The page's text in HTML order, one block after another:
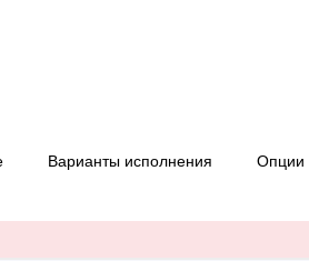
Варианты исполнения Опции